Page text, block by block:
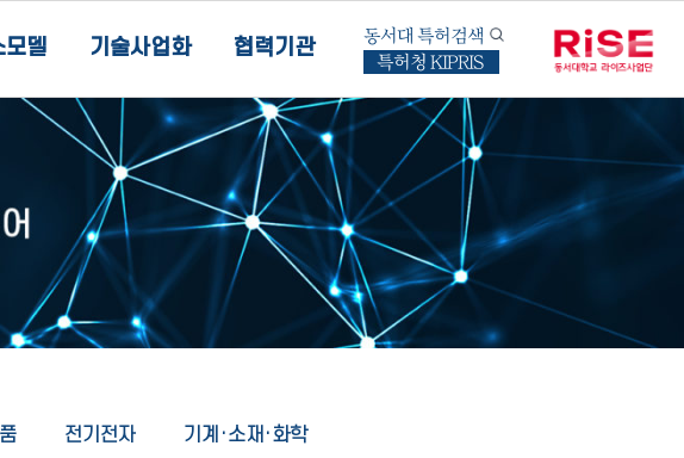
모델 기술사업화 협력기관
동서대 특허검색
특허청 KIPRIS
전기전자 기계·소재·화학